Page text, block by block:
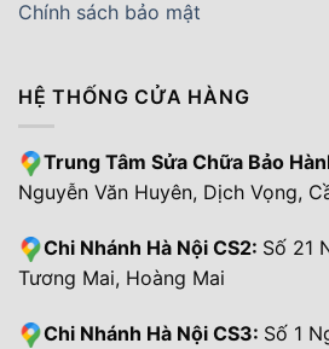
Chính sách bảo mật
HỆ THỐNG CỬA HÀNG
Trung Tâm Sửa Chữa Bảo
Nguyễn Văn Huyên, Dịch Vọng,
Chi Nhánh Hà Nội CS2: Số 21
Tương Mai, Hoàng Mai
Chi Nhánh Hà Nội CS3: Số 1